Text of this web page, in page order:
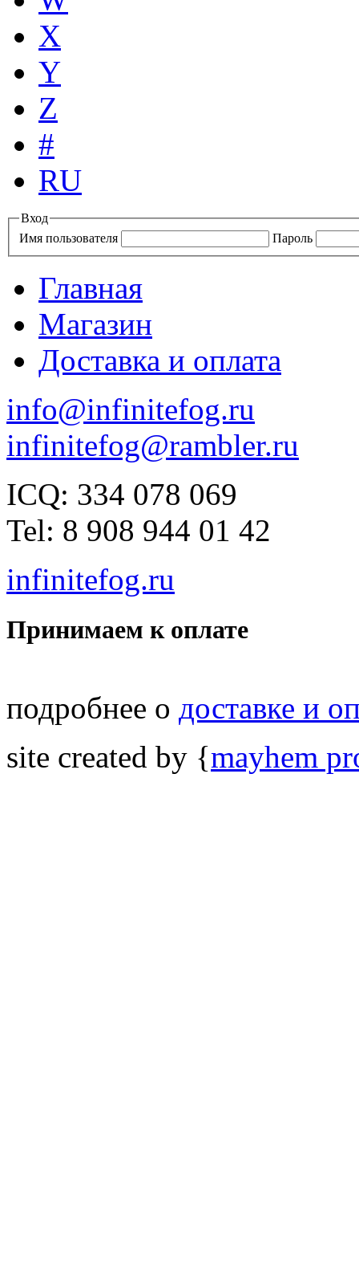
X
Y
Z
#
RU
Вход
Имя пользователя
Пароль
Главная
Магазин
Доставка и оплата
info@infinitefog.ru
infinitefog@rambler.ru
ICQ: 334 078 069
Tel: 8 908 944 01 42
infinitefog.ru
Принимаем к оплате
подробнее о доставке и
site created by {mayhem